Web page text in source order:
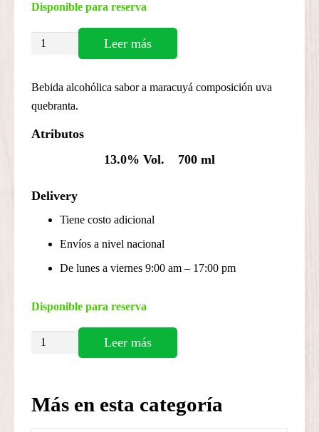
Disponible para reserva
Piscano
cantidad
Leer más
Bebida alcohólica sabor a maracuyá composición uva
quebranta.
Atributos
13.0% Vol.
700 ml
Delivery
Tiene costo adicional
Envíos a nivel nacional
De lunes a viernes 9:00 am – 17:00 pm
Disponible para reserva
Piscano
Maracuyá
cantidad
Leer más
Más en esta categoría